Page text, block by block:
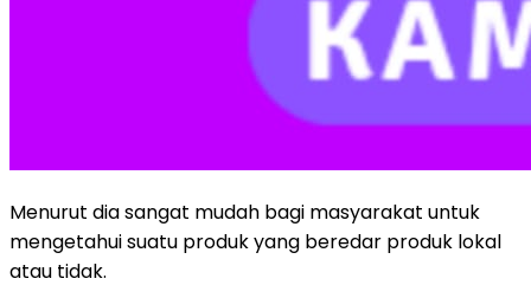
Menurut dia sangat mudah bagi masyarakat untuk
mengetahui suatu produk yang beredar produk lokal
atau tidak.